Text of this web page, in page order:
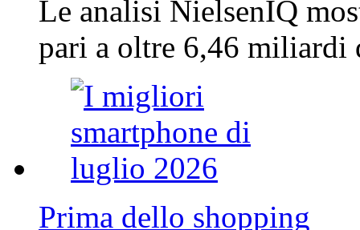
Le analisi NielsenIQ
pari a oltre 6,46
Prima dello shopping